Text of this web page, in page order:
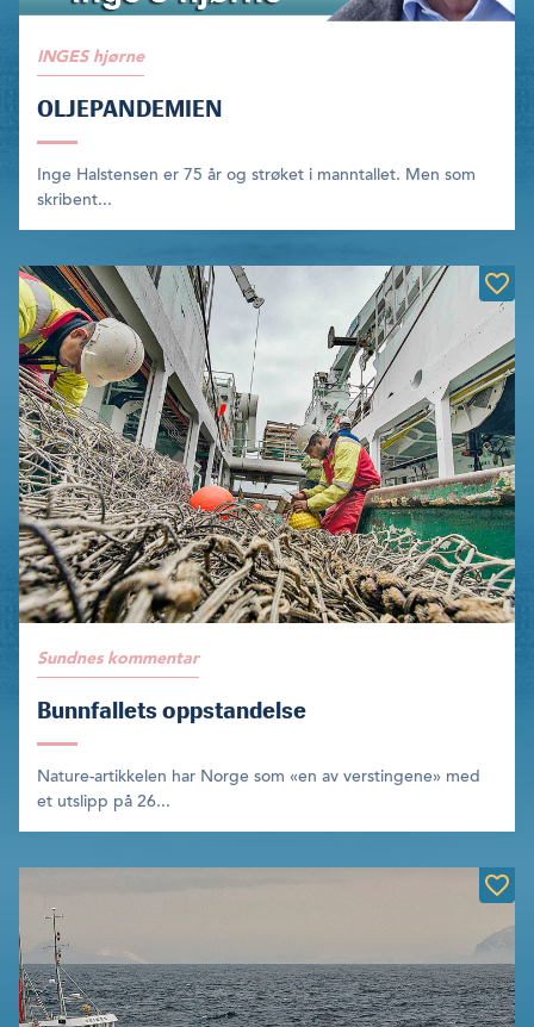
INGES hjørne
OLJEPANDEMIEN
Inge Halstensen er 75 år og strøket i manntallet. Men som
skribent...
Sundnes kommentar
Bunnfallets oppstandelse
Nature-artikkelen har Norge som «en av verstingene» med
et uts­lipp på 26...